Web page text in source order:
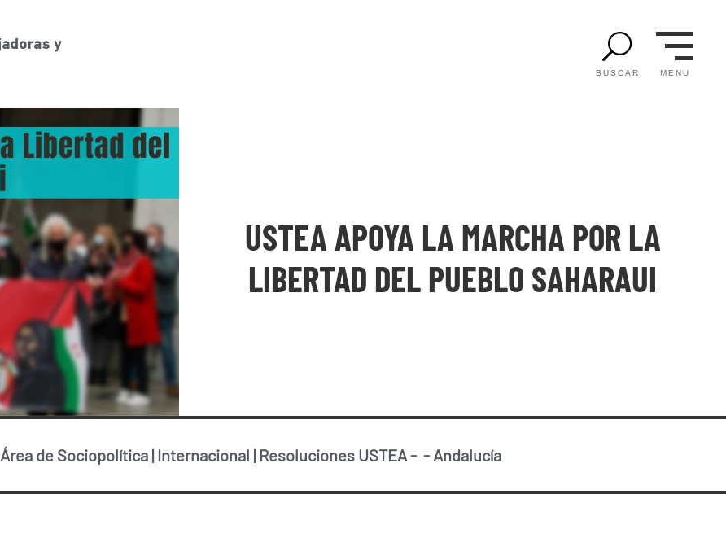
U
BUSCAR MENU
USTEA APOYA LA MARCHA POR LA
LIBERTAD DEL PUEBLO SAHARAUI
Área de Sociopolítica | Internacional | Resoluciones USTEA- - Andalucía